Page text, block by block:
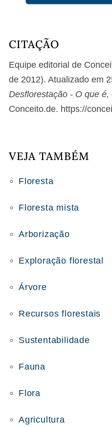
CITAÇÃO
Equipe editorial de
de 2012). Atualizado em
Desflorestação - O que
Conceito.de. https://
VEJA TAMBÉM
Floresta
Floresta mista
Arborização
Exploração florestal
Árvore
Recursos florestais
Sustentabilidade
Fauna
Flora
Agricultura